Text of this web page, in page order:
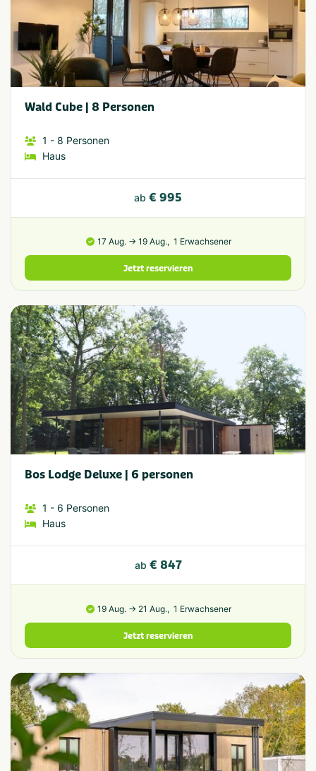
Wald Cube | 8 Personen
1 - 8 Personen
Haus
ab € 995
17 Aug. → 19 Aug., 1 Erwachsener
Jetzt reservieren
Bos Lodge Deluxe | 6 personen
1 - 6 Personen
Haus
ab € 847
19 Aug. → 21 Aug., 1 Erwachsener
Jetzt reservieren